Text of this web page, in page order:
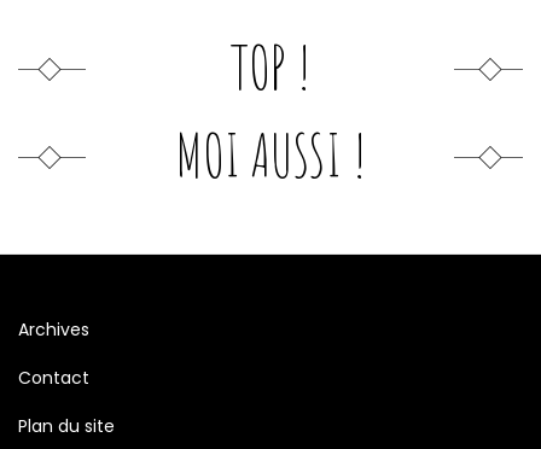
TOP !
MOI AUSSI !
Archives
Contact
Plan du site